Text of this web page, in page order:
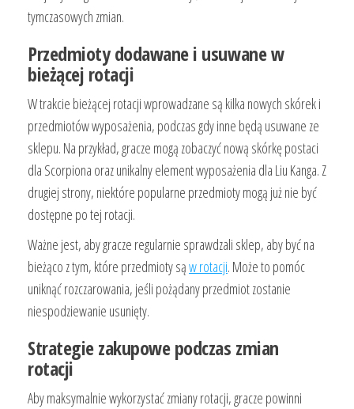
tymczasowych zmian.
Przedmioty dodawane i usuwane w
bieżącej rotacji
W trakcie bieżącej rotacji wprowadzane są kilka nowych skórek i
przedmiotów wyposażenia, podczas gdy inne będą usuwane ze
sklepu. Na przykład, gracze mogą zobaczyć nową skórkę postaci
dla Scorpiona oraz unikalny element wyposażenia dla Liu Kanga. Z
drugiej strony, niektóre popularne przedmioty mogą już nie być
dostępne po tej rotacji.
Ważne jest, aby gracze regularnie sprawdzali sklep, aby być na
bieżąco z tym, które przedmioty sąw rotacji. Może to pomóc
uniknąć rozczarowania, jeśli pożądany przedmiot zostanie
niespodziewanie usunięty.
Strategie zakupowe podczas zmian
rotacji
Aby maksymalnie wykorzystać zmiany rotacji, gracze powinni